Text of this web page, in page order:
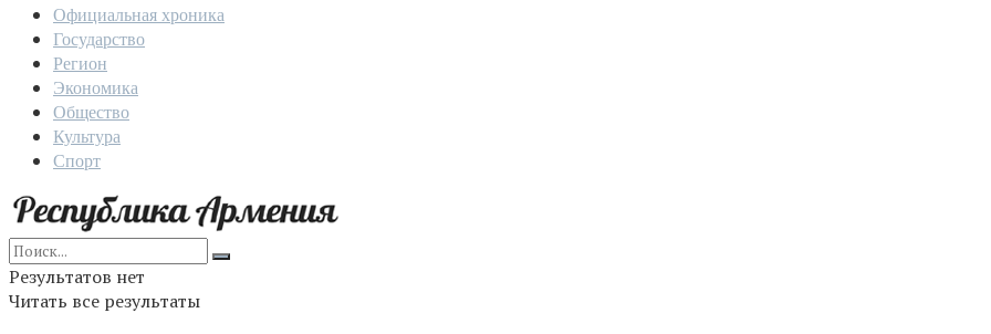
Официальная хроника
Государство
Регион
Экономика
Общество
Культура
Спорт
Результатов нет
Читать все результаты